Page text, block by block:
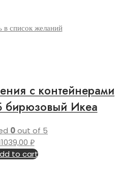
в список желаний
с контейнерами
бирюзовый Икеа
0out of 5
₽
to cart